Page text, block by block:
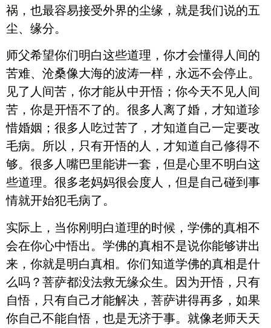
祸，也最容易接受外界的尘缘，就是我们说的五
尘、缘分。
师父希望你们明白这些道理，你才会懂得人间的
苦难、沧桑像大海的波涛一样，永远不会停止。
见了人间苦，你才能从中开悟；你今天不见人间
苦，你是开悟不了的。很多人离了婚，才知道珍
惜婚姻；很多人吃过苦了，才知道自己一定要改
毛病。所以，只有开悟的人，才知道自己修得不
够。很多人嘴巴里能讲一套，但是心里不明白这
些道理。很多老妈妈很会度人，但是自己碰到事
情就开始犯毛病了。
实际上，当你刚明白道理的时候，学佛的真相不
会在你心中悟出。学佛的真相不是说你能够讲出
来，你就是明白真相。你们知道学佛的真相是什
么吗？菩萨都没法救无缘众生。因为开悟，只有
自悟，只有自己才能解决，菩萨讲得再多，如果
你自己不能自悟，也是无济于事。就像老师天天